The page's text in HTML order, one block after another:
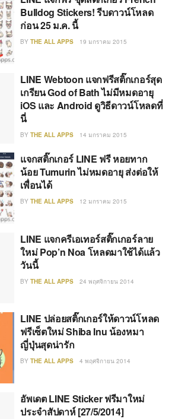
Bulldog Stickers! รีบดาวน์โหลด
ก่อน 25 ม.ค. นี้
BY THE ALL APPS 19 มกราคม 2015
LINE Webtoon แจกฟรีสติ๊กเกอร์สุด
เกรียน God of Bath ไม่มีหมดอายุ
iOS และ Android ดูวิธีดาวน์โหลดที่
นี่
BY THE ALL APPS 14 มกราคม 2015
แจกสติ๊กเกอร์ LINE ฟรี หอยทาก
น้อย Tumurin ไม่หมดอายุ ส่งต่อให้
เพื่อนได้
BY THE ALL APPS 12 มกราคม 2015
LINE แจกครีเอเทอร์สติ๊กเกอร์ลาย
ใหม่ Pop’n Noa โหลดมาใช้ได้แล้ว
วันนี้
BY THE ALL APPS 24 พฤศจิกายน 2014
LINE ปล่อยสติ๊กเกอร์ให้ดาวน์โหลด
ฟรีเซ็ตใหม่ Shiba Inu น้องหมา
ญี่ปุ่นสุดน่ารัก
BY THE ALL APPS 4 พฤศจิกายน 2014
อัพเดต LINE Sticker ฟรีมาใหม่
ประจำสัปดาห์ [27/5/2014]